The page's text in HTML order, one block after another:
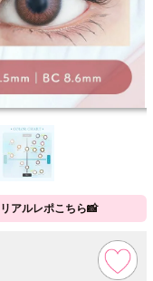
リアルレポこちら📸